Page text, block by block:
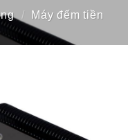
/ Máy đếm tiền